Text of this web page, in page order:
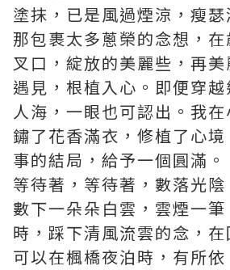
塗抹，已是風過煙涼，瘦瑟
那包裹太多蔥榮的念想，
叉口，綻放的美麗些，再
遇見，根植入心。即便穿
人海，一眼也可認出。我在
鏽了花香滿衣，修植了心
事的結局，給予一個圓滿。
等待著，等待著，數落光陰
數下一朵朵白雲，雲煙一
時，踩下清風流雲的念，在
可以在楓橋夜泊時，有所